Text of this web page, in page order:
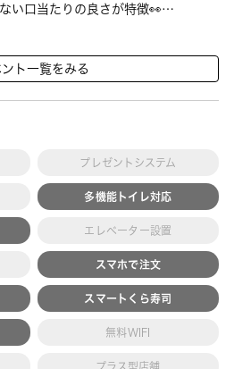
い口当たりの良さが特徴👀
魚【鹿児島県産活〆かんぱち】など
ント一覧をみる
プレゼントシステム
多機能トイレ対応
エレベーター設置
スマホで注文
スマートくら寿司
無料WIFI
プラス型店舗